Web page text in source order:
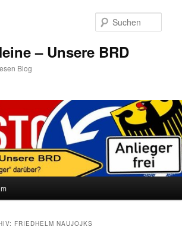
– Unsere BRD
Blog
FRIEDHELM NAUJOJKS